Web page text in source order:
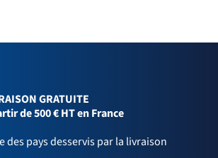
GRATUITE
de 500 € HT en France
des pays desservis par la livraison